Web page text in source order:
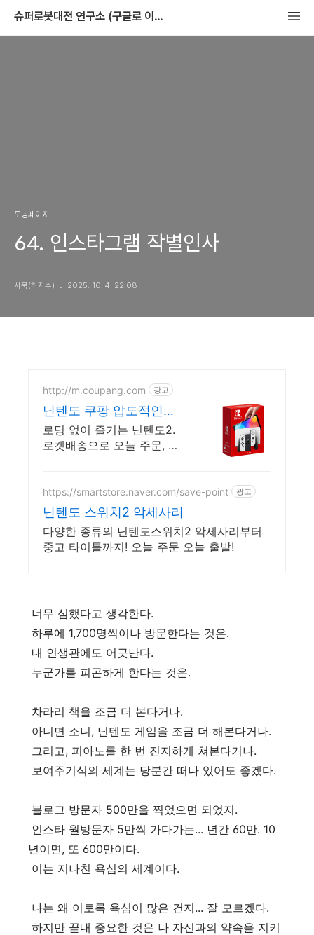
슈퍼로봇대전 연구소 (구글로 이사중)
모닝페이지
64. 인스타그램 작별인사
시북(허지수) 2025. 10. 4. 22:08
http://m.coupang.com 광고
닌텐도 쿠팡 압도적인
OLED 화면
로딩 없이 즐기는 닌텐도2.
로켓배송으로 오늘 주문, 내
스위치를 쿠팡에서.
https://smartstore.naver.com/save-point 광고
닌텐도 스위치2 악세사리
다양한 종류의 닌텐도스위치2 악세사리부터
중고 타이틀까지! 오늘 주문 오늘 출발!
너무 심했다고 생각한다.
하루에 1,700명씩이나 방문한다는 것은.
내 인생관에도 어긋난다.
누군가를 피곤하게 한다는 것은.
차라리 책을 조금 더 본다거나.
아니면 소니, 닌텐도 게임을 조금 더 해본다거나.
그리고, 피아노를 한 번 진지하게 쳐본다거나.
보여주기식의 세계는 당분간 떠나 있어도 좋겠다.
블로그 방문자 500만을 찍었으면 되었지.
인스타 월방문자 5만씩 가다가는... 년간 60만. 10
년이면, 또 600만이다.
이는 지나친 욕심의 세계이다.
나는 왜 이토록 욕심이 많은 건지... 잘 모르겠다.
하지만 끝내 중요한 것은 나 자신과의 약속을 지키